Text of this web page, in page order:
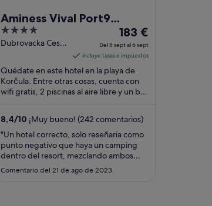
Aminess Vival Port9
Resort
4
out
5
Dubrovacka Cesta
El
precio
es
de
183 €
por
del
sept
al
183 €
Del 5 sept al 6 sept
incluye tasas e impuestos
Quédate en este hotel en la playa de
Korčula. Entre otras cosas, cuenta con
wifi gratis, 2 piscinas al aire libre y un bar
8,4/10 ¡Muy bueno! (242 comentarios)
"Un hotel correcto, solo reseñaria como
punto negativo que haya un camping
dentro del resort, mezclando ambos
tipos de huespedes en los servicios
comunes, haciendo imposible disponer
Comentario del 21 de ago de 2023